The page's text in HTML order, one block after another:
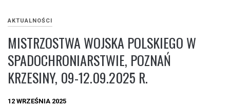
AKTUALNOŚCI
MISTRZOSTWA WOJSKA POLSKIEGO W
SPADOCHRONIARSTWIE, POZNAŃ
KRZESINY, 09-12.09.2025 R.
12 WRZEŚNIA 2025